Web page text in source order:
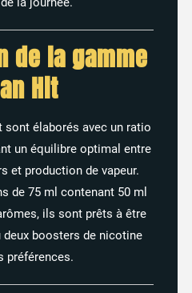
de la gamme
Hit
sont élaborés avec un ratio
unéquilibreoptimalentre
et productiondevapeur.
de 75 ml contenant 50 ml
ilssont prêtsàêtre
deux boosters de nicotine
préférences.